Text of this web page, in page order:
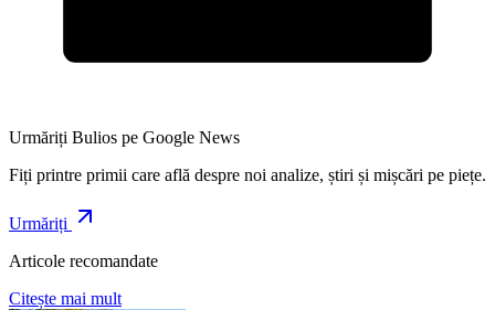
Urmăriți Bulios pe Google News
Fiți printre primii care află despre noi analize, știri și mișcări pe piețe.
Urmăriți
Articole recomandate
Citește mai mult